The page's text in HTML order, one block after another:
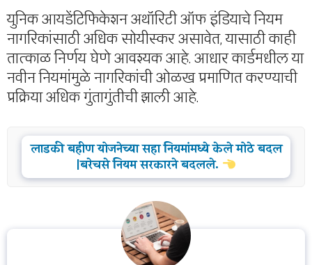
युनिक आयडेंटिफिकेशन अथॉरिटी ऑफ इंडियाचे नियम
नागरिकांसाठी अधिक सोयीस्कर असावेत, यासाठी काही
तात्काळ निर्णय घेणे आवश्यक आहे. आधार कार्डमधील या
नवीन नियमांमुळे नागरिकांची ओळख प्रमाणित करण्याची
प्रक्रिया अधिक गुंतागुंतीची झाली आहे.
लाडकी बहीण योजनेच्या सहा नियमांमध्ये केले मोठे बदल
|बरेचसे नियम सरकारने बदलले.